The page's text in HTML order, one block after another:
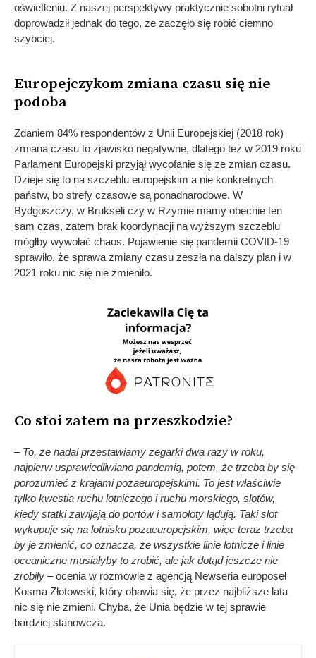
oświetleniu. Z naszej perspektywy praktycznie sobotni rytuał
doprowadził jednak do tego, że zaczęło się robić ciemno
szybciej.
Europejczykom zmiana czasu się nie
podoba
Zdaniem 84% respondentów z Unii Europejskiej (2018 rok)
zmiana czasu to zjawisko negatywne, dlatego też w 2019 roku
Parlament Europejski przyjął wycofanie się ze zmian czasu.
Dzieje się to na szczeblu europejskim a nie konkretnych
państw, bo strefy czasowe są ponadnarodowe. W
Bydgoszczy, w Brukseli czy w Rzymie mamy obecnie ten
sam czas, zatem brak koordynacji na wyższym szczeblu
mógłby wywołać chaos. Pojawienie się pandemii COVID-19
sprawiło, że sprawa zmiany czasu zeszła na dalszy plan i w
2021 roku nic się nie zmieniło.
Co stoi zatem na przeszkodzie?
– To, że nadal przestawiamy zegarki dwa razy w roku,
najpierw usprawiedliwiano pandemią, potem, że trzeba by się
porozumieć z krajami pozaeuropejskimi. To jest właściwie
tylko kwestia ruchu lotniczego i ruchu morskiego, slotów,
kiedy statki zawijają do portów i samoloty lądują. Taki slot
wykupuje się na lotnisku pozaeuropejskim, więc teraz trzeba
by je zmienić, co oznacza, że wszystkie linie lotnicze i linie
oceaniczne musiałyby to zrobić, ale jak dotąd jeszcze nie
zrobiły –ocenia w rozmowie z agencją Newseria europoseł
Kosma Złotowski, który obawia się, że przez najbliższe lata
nic się nie zmieni. Chyba, że Unia będzie w tej sprawie
bardziej stanowcza.